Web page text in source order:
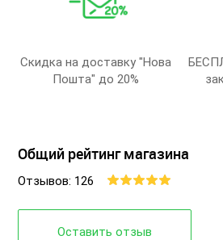
Скидка на доставку "Нова
Пошта" до 20%
Общий рейтинг магазина
Отзывов: 126
Оставить отзыв